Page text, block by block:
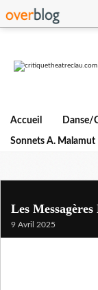
Accueil Danse/
Sonnets A. Malamut
Les
9 Avril 2025